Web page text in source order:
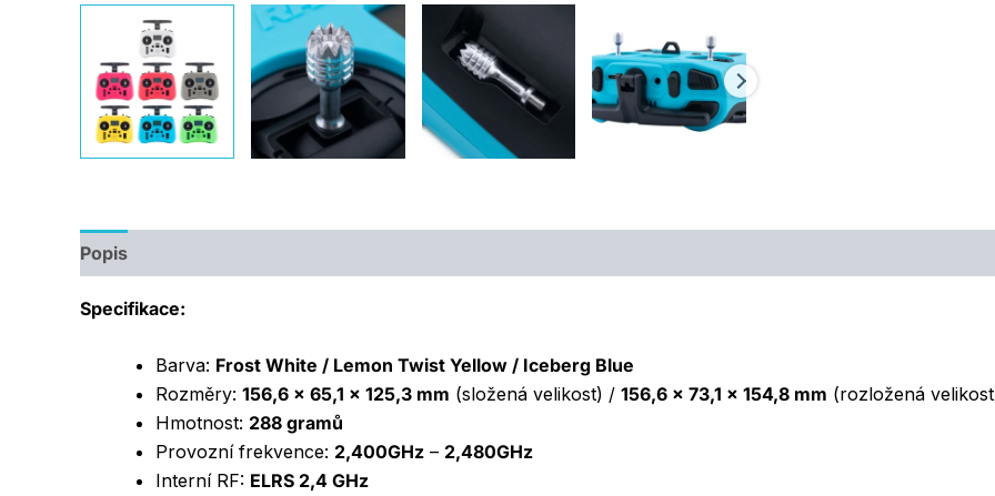
Popis
Specifikace:
Barva: Frost White / Lemon Twist Yellow / Iceberg Blue
Rozměry: 156,6 x 65,1 x 125,3 mm (složená velikost) / 156,6 x 73,1 x 154,8 mm (rozložená
Hmotnost: 288 gramů
Provozní frekvence: 2,400GHz – 2,480GHz
Interní RF: ELRS 2,4 GHz